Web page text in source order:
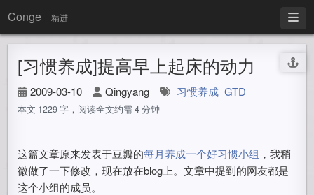
Conge 精进
[习惯养成]提高早上起床的动力
2009-03-10 Qingyang 习惯养成 GTD
本文 1229 字，阅读全文约需 4 分钟
这篇文章原来发表于豆瓣的每月养成一个好习惯小组 ，我稍
微做了一下修改，现在放在blog上。文章中提到的网友都是
这个小组的成员。